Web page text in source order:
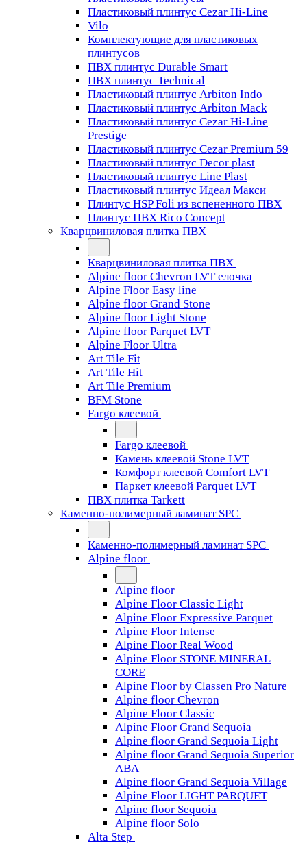
Пластиковый плинтус Cezar Hi-Line
Vilo
Комплектующие для пластиковых
плинтусов
ПВХ плинтус Durable Smart
ПВХ плинтус Technical
Пластиковый плинтус Arbiton Indo
Пластиковый плинтус Arbiton Mack
Пластиковый плинтус Cezar Hi-Line
Prestige
Пластиковый плинтус Cezar Premium 59
Пластиковый плинтус Decor plast
Пластиковый плинтус Line Plast
Пластиковый плинтус Идеал Макси
Плинтус HSP Foli из вспененного ПВХ
Плинтус ПВХ Rico Concept
Кварцвиниловая плитка ПВХ
Кварцвиниловая плитка ПВХ
Alpine floor Chevron LVT елочка
Alpine Floor Easy line
Alpine floor Grand Stone
Alpine floor Light Stone
Alpine floor Parquet LVT
Alpine Floor Ultra
Art Tile Fit
Art Tile Hit
Art Tile Premium
BFM Stone
Fargo клеевой
Fargo клеевой
Камень клеевой Stone LVT
Комфорт клеевой Comfort LVT
Паркет клеевой Parquet LVT
ПВХ плитка Tarkett
Каменно-полимерный ламинат SPC
Каменно-полимерный ламинат SPC
Alpine floor
Alpine floor
Alpine Floor Classic Light
Alpine Floor Expressive Parquet
Alpine Floor Intense
Alpine Floor Real Wood
Alpine Floor STONE MINERAL
CORE
Alpine Floor by Classen Pro Nature
Alpine floor Chevron
Alpine Floor Classic
Alpine Floor Grand Sequoia
Alpine floor Grand Sequoia Light
Alpine floor Grand Sequoia Superior
ABA
Alpine floor Grand Sequoia Village
Alpine Floor LIGHT PARQUET
Alpine floor Sequoia
Alpine floor Solo
Alta Step